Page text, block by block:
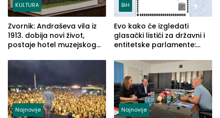
KULTURA
Zvornik: Andraševa vila iz
1913. dobija novi život,
postaje hotel muzejskog
BiH
Evo kako će izgledati
glasački listići za državni i
entitetske parlamente:
vidljive na njima
Najnovije Najnovije